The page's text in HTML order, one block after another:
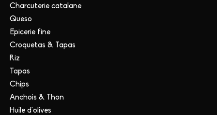
Charcuterie catalane
Queso
Epicerie fine
Croquetas & Tapas
Riz
Tapas
Chips
Anchois & Thon
Huile d'olives